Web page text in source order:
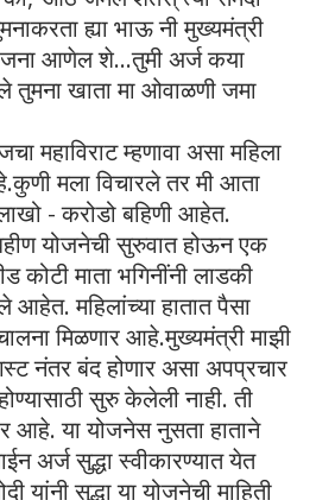
ह्या भाऊ नी मुख्यमंत्री
आणेल शे...तुमी अर्ज कया
तुमना खाता मा ओवाळणी जमा
महाविराट म्हणावा असा महिला
मला विचारले तर मी आता
- करोडो बहिणी आहेत.
योजनेची सुरुवात होऊन एक
कोटी माता भगिनींनी लाडकी
आहेत. महिलांच्या हातात पैसा
मिळणार आहे.मुख्यमंत्री माझी
नंतर बंद होणार असा अपप्रचार
सुरु केलेली नाही. ती
आहे. या योजनेस नुसता हाताने
अर्ज सुद्धा स्वीकारण्यात येत
यांनी सुद्धा या योजनेची माहिती